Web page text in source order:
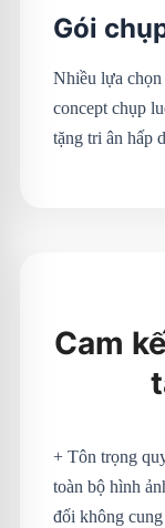
Gói
Nhiều lựa
concept chụp
tặng tri ân hấp
Cam
+ Tôn trọng
toàn bộ hình
đối không